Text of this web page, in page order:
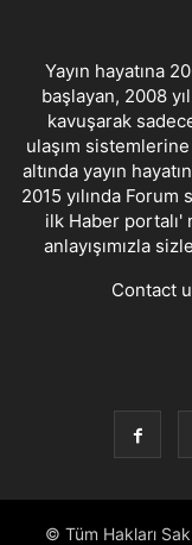
Yayın hayatına
başlayan, 2008
kavuşarak
ulaşım sistemlerine
altında yayın
2015 yılında
ilk Haber portalı'
anlayışımızla
Contact
© Tüm Hakları